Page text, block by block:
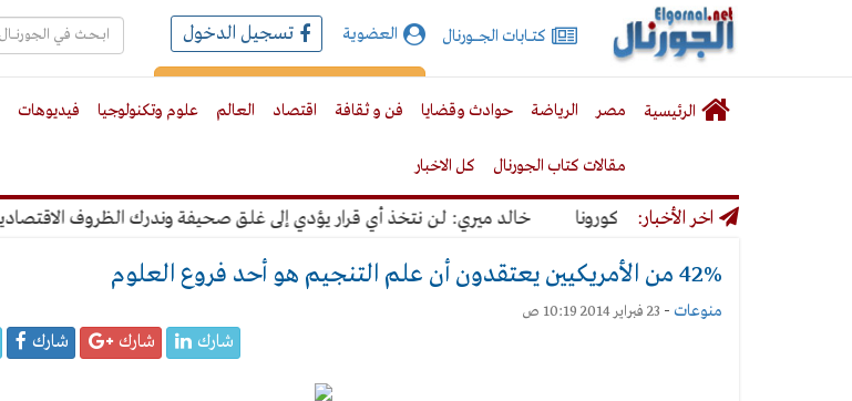
الجورنال
نت
كتـــابات الجـــــورنال العضوية تسجيل الدخول
الرئيسية مصر الرياضة حوادث وقضايا فن و ثقافة اقتصاد العالم علوم وتكنولوجيا فيديوهات
مقالات كتاب الجورنال كل الاخبار
اخر الأخبار: خالد ميري: لن نتخذ أي قرار يؤدي إلى غلق صحيفة وندرك الظروف الاقتصادية
42% من الأمريكيين يعتقدون أن علم التنجيم هو أحد فروع العلوم
منوعات - 23 فبراير 2014 10:19 ص
شارك شارك شارك